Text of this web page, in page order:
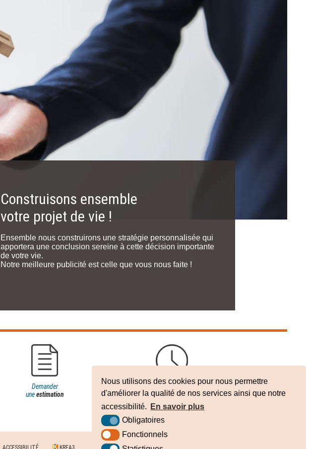
Nous utilisons des cookies pour nous permettre
d'améliorer la qualité de nos services ainsi que notre
accessibilité.
En savoir plus
Obligatoires
Fonctionnels
Construisons ensemble
votre projet de vie !
Ensemble nous construirons une stratégie personnalisée qui
apportera une conclusion sereine à cette décision importante
de votre vie.
Notre meilleure publicité est celle que vous nous faite !
Demander
uneestimation
Consulter
leshoraires
ACCESSIBILITÉ KREA3